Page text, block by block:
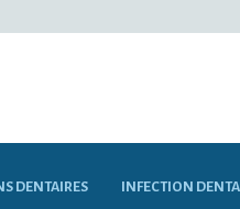
DENTAIRES INFECTION